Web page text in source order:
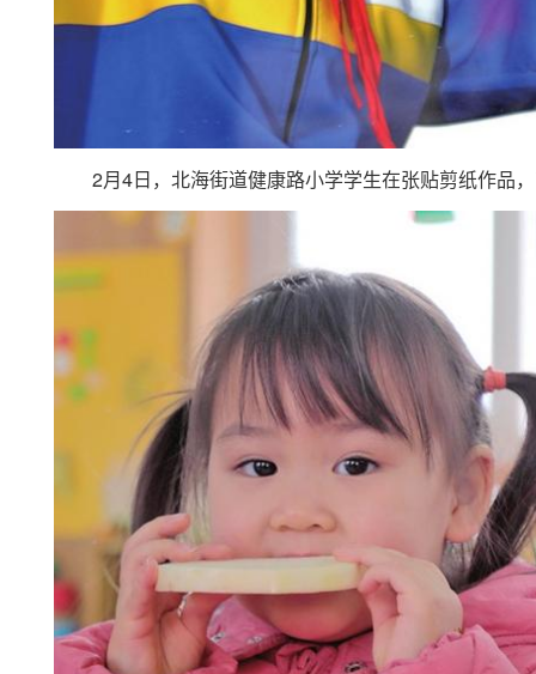
2月4日，北海街道健康路小学学生在张贴剪纸作品